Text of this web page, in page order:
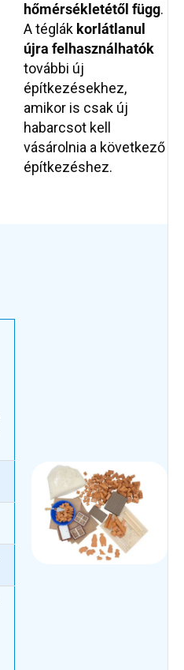
hőmérsékletétől függ.
A téglák korlátlanul
újra felhasználhatók
további új
építkezésekhez,
amikor is csak új
habarcsot kell
vásárolnia a következő
építkezéshez.